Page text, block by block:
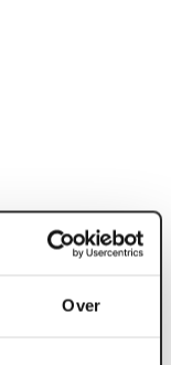
Over